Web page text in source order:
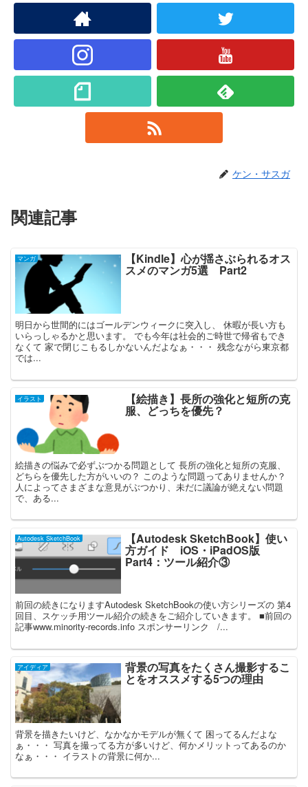
ケン・サスガ
関連記事
マンガ 【Kindle】心が揺さぶられるオス
スメのマンガ5選 Part2
明日から世間的にはゴールデンウィークに突入し、 休暇が長い方も
いらっしゃるかと思います。 でも今年は社会的ご時世で帰省もでき
なくて 家で閉じこもるしかないんだよなぁ・・・ 残念ながら東京都
では...
イラスト 【絵描き】長所の強化と短所の克
服、どっちを優先？
絵描きの悩みで必ずぶつかる問題として 長所の強化と短所の克服、
どちらを優先した方がいいの？ このような問題ってありませんか？
人によってさまざまな意見がぶつかり、未だに議論が絶えない問題
で、ある...
Autodesk SketchBook 【Autodesk SketchBook】使い
方ガイド iOS・iPadOS版
Part4：ツール紹介③
前回の続きになりますAutodesk SketchBookの使い方シリーズの 第4
回目、スケッチ用ツール紹介の続きをご紹介していきます。 ■前回の
記事www.minority-records.info スポンサーリンク /...
アイディア 背景の写真をたくさん撮影するこ
とをオススメする5つの理由
背景を描きたいけど、なかなかモデルが無くて 困ってるんだよな
ぁ・・・ 写真を撮ってる方が多いけど、何かメリットってあるのか
なぁ・・・ イラストの背景に何か...